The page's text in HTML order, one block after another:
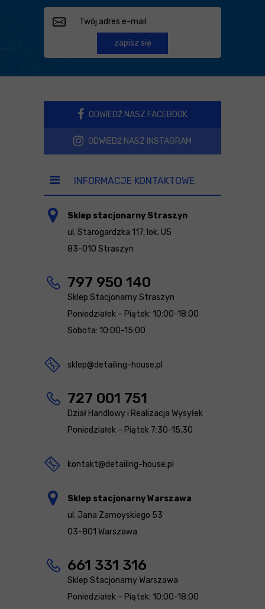
zapisz się
ODWIEDŹ NASZ FACEBOOK
ODWIEDŹ NASZ INSTAGRAM
INFORMACJE KONTAKTOWE
Sklep stacjonarny Straszyn
ul. Starogardzka 117, lok. U5
83-010 Straszyn
797 950 140
Sklep Stacjonarny Straszyn
Poniedziałek – Piątek: 10:00-18:00
Sobota: 10:00-15:00
sklep@detailing-house.pl
727 001 751
Dział Handlowy i Realizacja Wysyłek
Poniedziałek – Piątek 7:30-15.30
kontakt@detailing-house.pl
Sklep stacjonarny Warszawa
ul. Jana Zamoyskiego 53
03-801 Warszawa
661 331 316
Sklep Stacjonarny Warszawa
Poniedziałek – Piątek: 10:00-18:00